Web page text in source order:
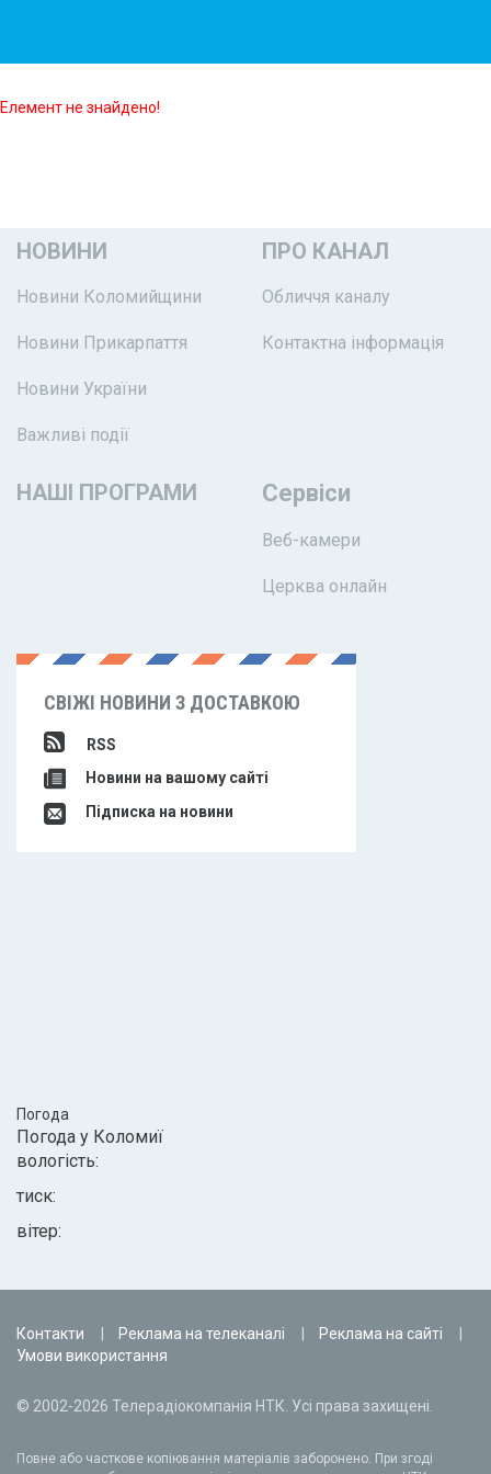
Елемент не знайдено!
НОВИНИ
Новини Коломийщини
Новини Прикарпаття
Новини України
Важливі події
ПРО КАНАЛ
Обличчя каналу
Контактна інформація
НАШІ ПРОГРАМИ Сервіси
Веб-камери
Церква онлайн
СВІЖІ НОВИНИ З ДОСТАВКОЮ
RSS
Новини на вашому сайті
Підписка на новини
Погода
Погода у Коломиї
вологість:
тиск:
вітер:
Контакти Реклама на телеканалі
Реклама на сайті
Умови використання
© 2002-2026 Телерадіокомпанія НТК. Усі права захищені.
Повне або часткове копіювання матеріалів заборонено. При згоді